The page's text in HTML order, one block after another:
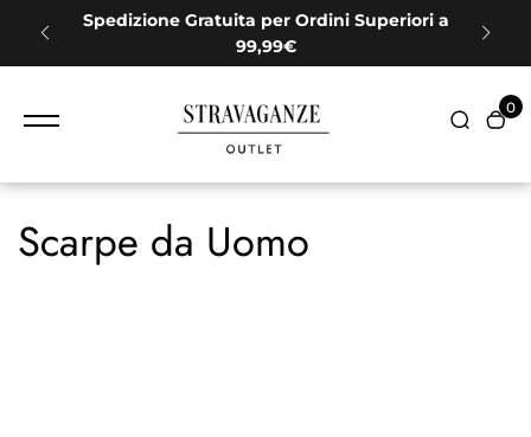
contenutoSpedizione Gratuita per Ordini Superiori a
99,99€
0
Scarpe da Uomo